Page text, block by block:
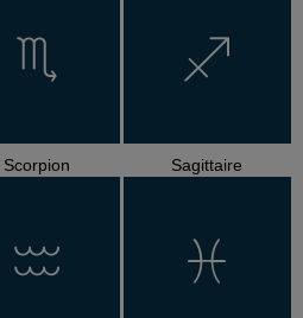
Scorpion Sagittaire